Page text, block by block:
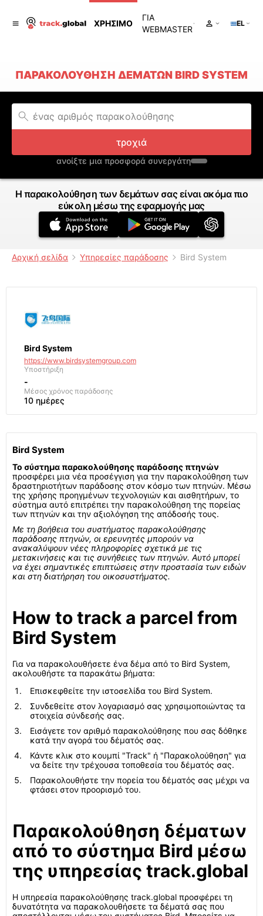
ΧΡΉΣΙΜΟ
ΓΙΑ
WEBMASTER
EL
ΠΑΡΑΚΟΛΟΎΘΗΣΗ ΔΕΜΆΤΩΝ BIRD SYSTEM
τροχιά
ανοίξτε μια προσφορά συνεργάτη
Η παρακολούθηση των δεμάτων σας είναι ακόμα πιο
εύκολη μέσω της εφαρμογής μας
Αρχική σελίδα Υπηρεσίες παράδοσης Bird System
Bird System
https://www.birdsystemgroup.com
Υποστήριξη
-
Μέσος χρόνος παράδοσης
10 ημέρες
Bird System
Το σύστημα παρακολούθησης παράδοσης πτηνών
προσφέρει μια νέα προσέγγιση για την παρακολούθηση των
δραστηριοτήτων παράδοσης στον κόσμο των πτηνών. Μέσω
της χρήσης προηγμένων τεχνολογιών και αισθητήρων, το
σύστημα αυτό επιτρέπει την παρακολούθηση της πορείας
των πτηνών και την αξιολόγηση της απόδοσής τους.
Με τη βοήθεια του συστήματος παρακολούθησης
παράδοσης πτηνών, οι ερευνητές μπορούν να
ανακαλύψουν νέες πληροφορίες σχετικά με τις
μετακινήσεις και τις συνήθειες των πτηνών. Αυτό μπορεί
να έχει σημαντικές επιπτώσεις στην προστασία των ειδών
και στη διατήρηση του οικοσυστήματος.
How to track a parcel from
Bird System
Για να παρακολουθήσετε ένα δέμα από το Bird System,
ακολουθήστε τα παρακάτω βήματα:
Επισκεφθείτε την ιστοσελίδα του Bird System.
Συνδεθείτε στον λογαριασμό σας χρησιμοποιώντας τα
στοιχεία σύνδεσής σας.
Εισάγετε τον αριθμό παρακολούθησης που σας δόθηκε
κατά την αγορά του δέματός σας.
Κάντε κλικ στο κουμπί "Track" ή "Παρακολούθηση" για
να δείτε την τρέχουσα τοποθεσία του δέματός σας.
Παρακολουθήστε την πορεία του δέματός σας μέχρι να
φτάσει στον προορισμό του.
Παρακολούθηση δέματων
από το σύστημα Bird μέσω
της υπηρεσίας track.global
Η υπηρεσία παρακολούθησης track.global προσφέρει τη
δυνατότητα να παρακολουθήσετε τα δέματά σας που